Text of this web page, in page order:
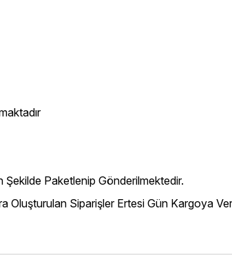
Şekilde Paketlenip Gönderilmektedir.
Oluşturulan Siparişler Ertesi Gün Kargoya